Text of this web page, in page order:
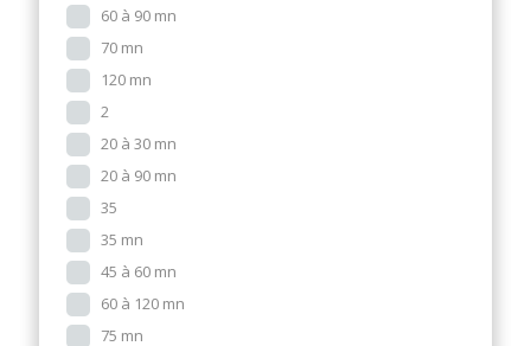
60 à 90 mn
70 mn
120 mn
2
20 à 30 mn
20 à 90 mn
35
35 mn
45 à 60 mn
60 à 120 mn
75 mn